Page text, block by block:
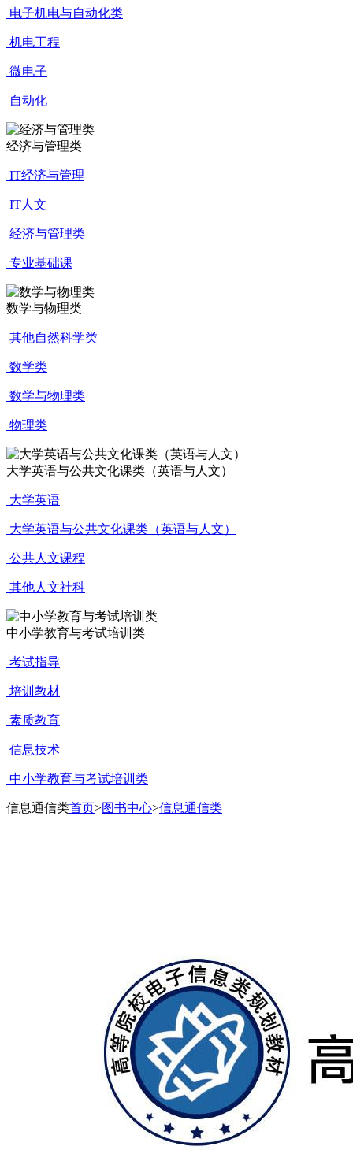
电子机电与自动化类
机电工程
微电子
自动化
经济与管理类
IT经济与管理
IT人文
经济与管理类
专业基础课
数学与物理类
其他自然科学类
数学类
数学与物理类
物理类
大学英语与公共文化课类（英语与人文）
大学英语
大学英语与公共文化课类（英语与人文）
公共人文课程
其他人文社科
中小学教育与考试培训类
考试指导
培训教材
素质教育
信息技术
中小学教育与考试培训类
信息通信类首页>图书中心>信息通信类